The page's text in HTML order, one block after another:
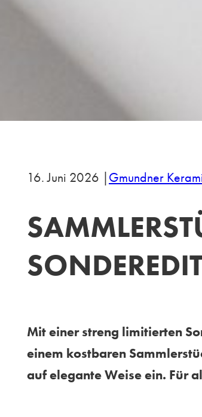
16. Juni 2026 |Gmundner
Mit einer streng limitierten
einem kostbaren
auf elegante Weise ein. Für